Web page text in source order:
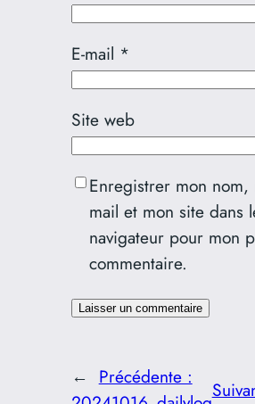
E-mail *
Site web
Enregistrer mon nom,
mail et mon site dans
navigateur pour mon
commentaire.
← Précédente :